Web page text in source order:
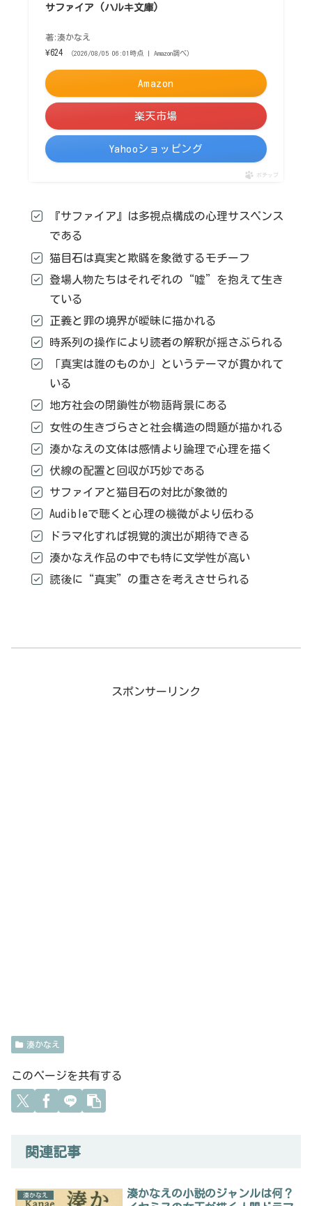
サファイア (ハルキ文庫)
著:湊かなえ
¥624
（2026/08/05 06:01時点 | Amazon調べ）
Amazon
楽天市場
Yahooショッピング
ポチップ
『サファイア』は多視点構成の心理サスペンス
である
猫目石は真実と欺瞞を象徴するモチーフ
登場人物たちはそれぞれの“嘘”を抱えて生き
ている
正義と罪の境界が曖昧に描かれる
時系列の操作により読者の解釈が揺さぶられる
「真実は誰のものか」というテーマが貫かれて
いる
地方社会の閉鎖性が物語背景にある
女性の生きづらさと社会構造の問題が描かれる
湊かなえの文体は感情より論理で心理を描く
伏線の配置と回収が巧妙である
サファイアと猫目石の対比が象徴的
Audibleで聴くと心理の機微がより伝わる
ドラマ化すれば視覚的演出が期待できる
湊かなえ作品の中でも特に文学性が高い
読後に“真実”の重さを考えさせられる
スポンサーリンク
湊かなえ
このページを共有する
関連記事
湊かなえ
湊かなえの小説のジャンルは何？